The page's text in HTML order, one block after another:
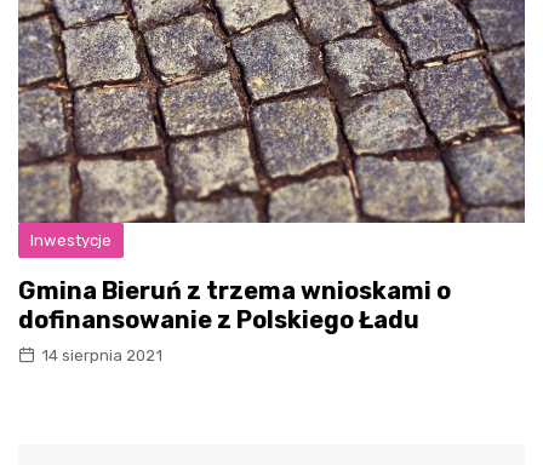
Inwestycje
Gmina Bieruń z trzema wnioskami o
dofinansowanie z Polskiego Ładu
14 sierpnia 2021